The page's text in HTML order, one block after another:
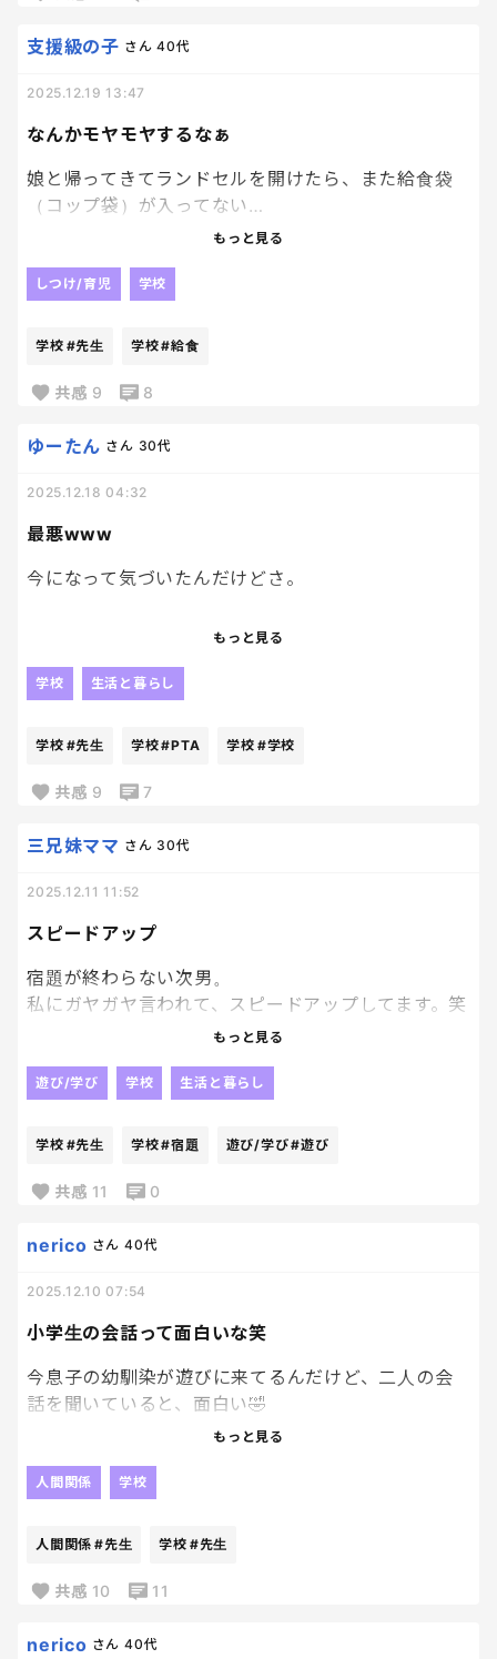
一人ひとりの子どもに、ちゃんと目を向けられる余
裕はあるのかな。
とか勝手に一人でオタク気質を発揮しながら、いろ
ニュースでは、試験を早めるとか、採用の工夫と
か、いろいろ書かれていたけど、読めば読むほど
「それで本当に良くなるのかな？」って、逆にいろい
そもそも論なんだけど、どうすれば、先生になりた
働き方？待遇？
それとも、学校に求めるもの自体を見直す必要があ
るのかな。
個人的には学校は、「教える」だけじゃなく、「話
を聞いてもらえる場所」であり続けて欲しい。
私だって、私のくだらない話をいつも笑って聞いてく
れてた小学校の先生には今でも感謝してるよ（小3と
小4の担任はそっと外させていただきます）。
何が一番怖いかって、こういった教育のニュースや子
育てのニュースを読むたびに「今すぐ何かが崩れる
わけではない」ってもちろん分かっているのに、気づ
と。
子どもたちが大人になったときの学校。
安心して通わせられる場所であってほしいし、働く
先生たちにとっても、ちゃんと守られる場所であって
ほしい。
なんかモヤモヤするなぁ
支援級の子 さん 40代
2025.12.19 13:47
娘と帰ってきてランドセルを開けたら、また給食袋
（コップ袋）が入ってない…
に一緒に見てくれたらいいのに…
なんかもう疲れ果て、上記の旨を連絡帳に書いてし
取りに行きたくないけど、食器だし金曜日だし、ち
もっと見る
しつけ/育児 学校
学校 #先生 学校#給食
共感 9 8
最悪www
ゆーたん さん 30代
2025.12.18 04:32
今になって気づいたんだけどさ。
朝から眉毛描いてないわ。笑
クマ消しに必死になってたら描くの忘れたわ。笑
は行かずとも、薄い黒だからめちゃもっさい。顔も
っ。
しかも今日PTA関連で学校行って先生やら同級生ママ
や上級生ママと顔合わせてんだわ。
ちゃんと描いてたのにいぃぃぃい😭
んぐああああああ恥ずかしすぎるううううなんで帰
ってきてから思い出すんだよおぉおお😇眉毛もさい
もっと見る
学校 生活と暮らし
学校 #先生 学校#PTA 学校 #学校
共感 9 7
スピードアップ
三兄妹ママ さん 30代
2025.12.11 11:52
宿題が終わらない次男。
私にガヤガヤ言われて、スピードアップしてます。笑
当たり前だぞ
よ
てか、先生も出しすぎな！！！！
もっと見る
遊び/学び 学校 生活と暮らし
学校 #先生 学校#宿題 遊び/学び#遊び
共感 11 0
小学生の会話って面白いな笑
nerico さん 40代
2025.12.10 07:54
今息子の幼馴染が遊びに来てるんだけど、二人の会
話を聞いていると、面白い🤣
3組のあいつ、めっちゃ嫌だよね。
ど。
あーあいつね！わかる！
もっと見る
人間関係 学校
人間関係 #先生 学校 #先生
共感 10 11
nerico さん 40代